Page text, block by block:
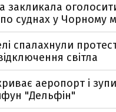
закликала
суднах у Чорному
спалахнули
світла
аеропорт і
"Дельфін"